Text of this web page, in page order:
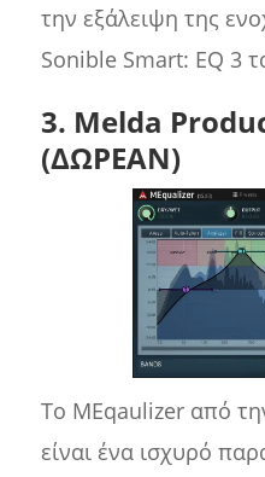
την εξάλειψη της
Sonible Smart: EQ 3
3. Melda
(ΔΩΡΕΑΝ)
Το MEqaulizer από
είναι ένα ισχυρό